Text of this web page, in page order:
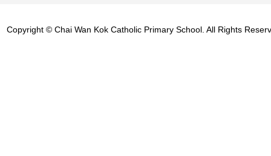
Copyright © Chai Wan Kok Catholic Primary School. All Rights